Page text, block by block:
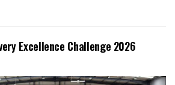
Excellence Challenge 2026